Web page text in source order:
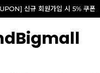
신규 회원가입 시 5% 쿠폰